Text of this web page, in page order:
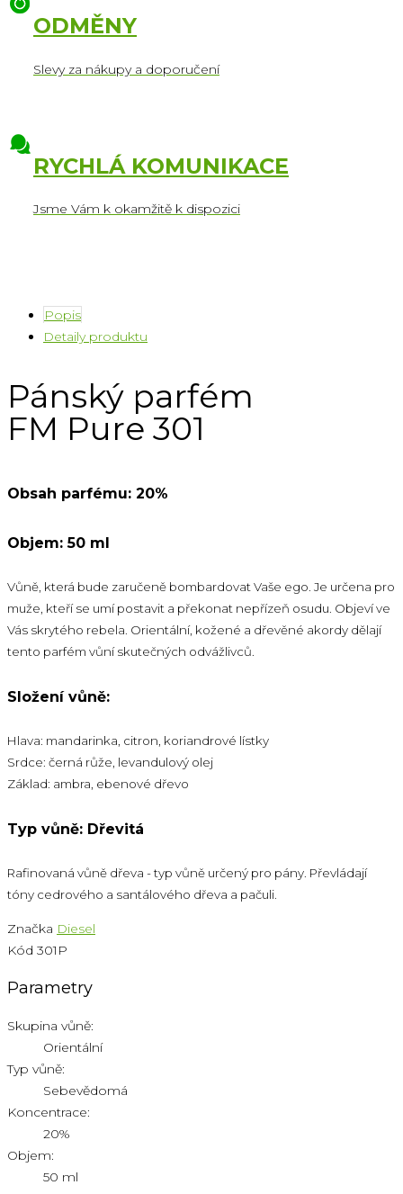
ODMĚNY
Slevy za nákupy a doporučení
RYCHLÁ KOMUNIKACE
Jsme Vám k okamžitě k dispozici
Popis
Detaily produktu
Pánský parfém
FM Pure 301
Obsah parfému: 20%
Objem: 50 ml
Vůně, která bude zaručeně bombardovat Vaše ego. Je určena pro
muže, kteří se umí postavit a překonat nepřízeň osudu. Objeví ve
Vás skrytého rebela. Orientální, kožené a dřevěné akordy dělají
tento parfém vůní skutečných odvážlivců.
Složení vůně:
Hlava: mandarinka, citron, koriandrové lístky
Srdce: černá růže, levandulový olej
Základ: ambra, ebenové dřevo
Typ vůně: Dřevitá
Rafinovaná vůně dřeva - typ vůně určený pro pány. Převládají
tóny cedrového a santálového dřeva a pačuli.
Značka Diesel
Kód 301P
Parametry
Skupina vůně:
Orientální
Typ vůně:
Sebevědomá
Koncentrace:
20%
Objem:
50 ml